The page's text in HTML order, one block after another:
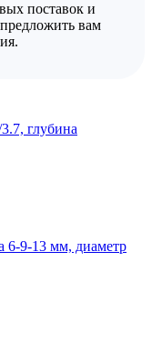
поставок и
вам
глубина
6-9-13 мм, диаметр